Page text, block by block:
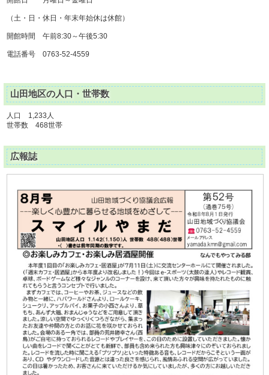
（土・日・休日・年末年始休は休館）
開館時間 午前8:30～午後5:30
電話番号 0763-52-4559
山田地区の人口・世帯数
人口 1,233人
世帯数 468世帯
広報誌